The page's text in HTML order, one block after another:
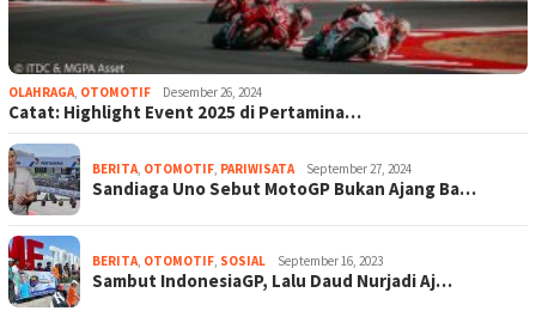
OLAHRAGA, OTOMOTIF Desember 26, 2024
Catat: Highlight Event 2025 di Pertamina…
BERITA, OTOMOTIF, PARIWISATA September 27, 2024
Sandiaga Uno Sebut MotoGP Bukan Ajang Ba…
BERITA, OTOMOTIF, SOSIAL September 16, 2023
Sambut IndonesiaGP, Lalu Daud Nurjadi Aj…